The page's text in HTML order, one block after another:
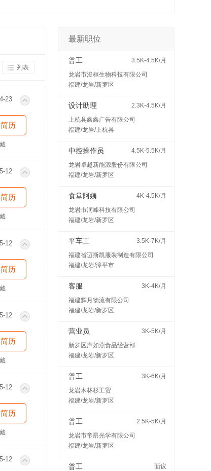
列表
23
历
12
历
12
历
12
历
12
历
12
最新职位
普工
3.5K-4.5K/月
龙岩市浚桓生物科技有限公司
福建/龙岩/新罗区
设计助理
2.3K-4.5K/月
上杭县鑫鑫广告有限公司
福建/龙岩/上杭县
中控操作员
4.5K-5.5K/月
龙岩卓越新能源股份有限公司
福建/龙岩/新罗区
食堂阿姨
4K-4.5K/月
龙岩市润峰科技有限公司
福建/龙岩/新罗区
平车工
3.5K-7K/月
福建省迈斯凯服装制造有限公司
福建/龙岩/漳平市
客服
3K-4K/月
福建辉月物流有限公司
福建/龙岩/新罗区
营业员
3K-5K/月
新罗区声如燕食品经营部
福建/龙岩/新罗区
普工
3K-6K/月
龙岩木林杉工贸
福建/龙岩/新罗区
普工
2.5K-5K/月
龙岩市帝昂光学有限公司
福建/龙岩/新罗区
普工
面议